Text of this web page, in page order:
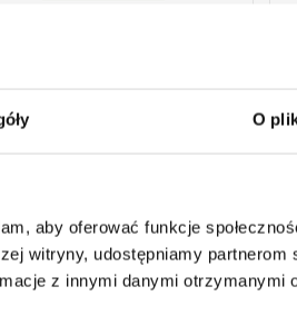
O
aby oferować funkcje
witryny, udostępniamy partnerom
z innymi danymi otrzymanymi